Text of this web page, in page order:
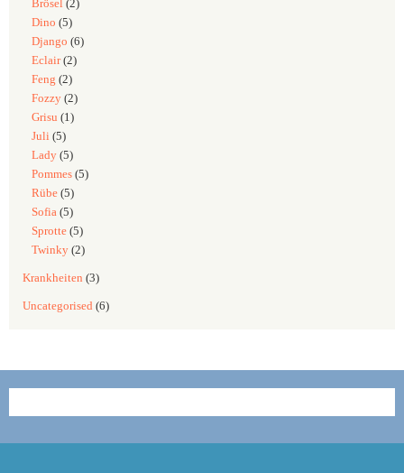
Brösel (2)
Dino (5)
Django (6)
Eclair(2)
Feng (2)
Fozzy (2)
Grisu (1)
Juli (5)
Lady (5)
Pommes (5)
Rübe (5)
Sofia (5)
Sprotte (5)
Twinky (2)
Krankheiten (3)
Uncategorised (6)